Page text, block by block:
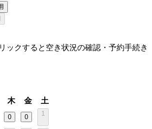
ックすると空き状況の確認・予約手続き
木 金 土
0 0 1